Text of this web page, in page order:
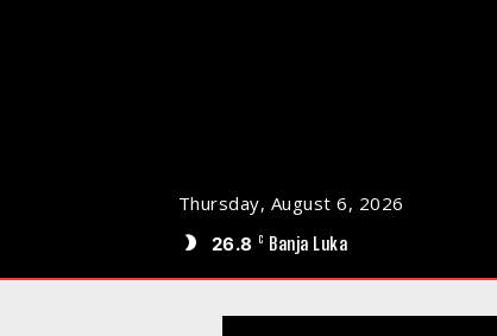
Thursday, August 6, 2026
26.8 C Banja Luka